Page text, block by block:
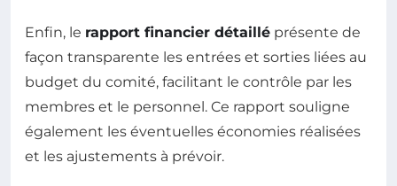
Enfin, le rapport financier détaillé présente de
façon transparente les entrées et sorties liées au
budget du comité, facilitant le contrôle par les
membres et le personnel. Ce rapport souligne
également les éventuelles économies réalisées
et les ajustements à prévoir.